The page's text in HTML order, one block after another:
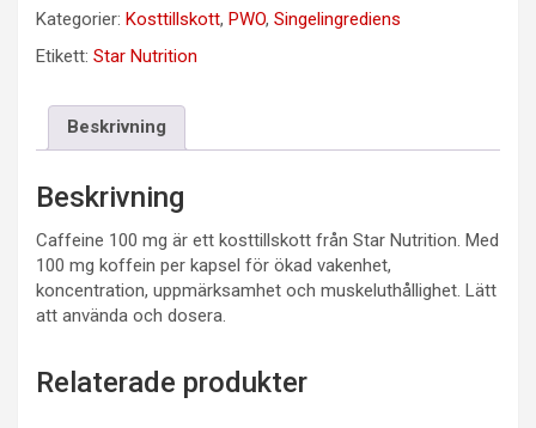
Kategorier: Kosttillskott, PWO, Singelingrediens
Etikett: Star Nutrition
Beskrivning
Beskrivning
Caffeine 100 mg är ett kosttillskott från Star Nutrition. Med
100 mg koffein per kapsel för ökad vakenhet,
koncentration, uppmärksamhet och muskeluthållighet. Lätt
att använda och dosera.
Relaterade produkter